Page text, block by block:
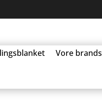
Vore brands